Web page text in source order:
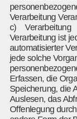
Verarbeitung
c) Verarbeitung
Verarbeitung ist
automatisierter
jede solche
Erfassen, die
Speicherung, die
Auslesen, das
Offenlegung